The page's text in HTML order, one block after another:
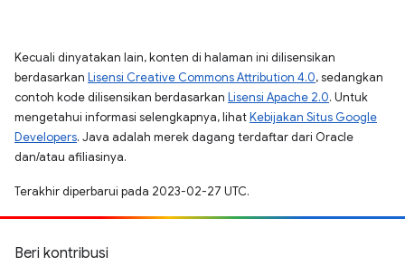
Kecuali dinyatakan lain, konten di halaman ini dilisensikan
berdasarkan Lisensi Creative Commons Attribution 4.0, sedangkan
contoh kode dilisensikan berdasarkan Lisensi Apache 2.0. Untuk
mengetahui informasi selengkapnya, lihatKebijakan Situs Google
Developers. Java adalah merek dagang terdaftar dari Oracle
dan/atau afiliasinya.
Terakhir diperbarui pada 2023-02-27 UTC.
Beri kontribusi